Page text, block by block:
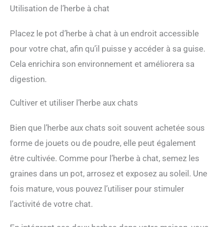
Utilisation de l’herbe à chat
Placez le pot d’herbe à chat à un endroit accessible
pour votre chat, afin qu’il puisse y accéder à sa guise.
Cela enrichira son environnement et améliorera sa
digestion.
Cultiver et utiliser l’herbe aux chats
Bien que l’herbe aux chats soit souvent achetée sous
forme de jouets ou de poudre, elle peut également
être cultivée. Comme pour l’herbe à chat, semez les
graines dans un pot, arrosez et exposez au soleil. Une
fois mature, vous pouvez l’utiliser pour stimuler
l’activité de votre chat.